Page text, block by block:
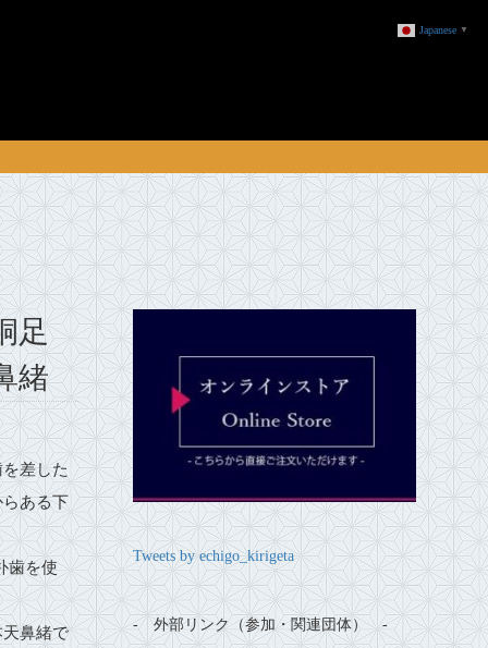
足
緒
差した
ある下
歯を使
鼻緒で
Tweets by echigo_kirigeta
- 外部リンク（参加・関連団体） ‐
Japanese ▼